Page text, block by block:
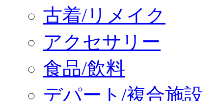
古着/リメイク
アクセサリー
食品/飲料
デパート/複合施設